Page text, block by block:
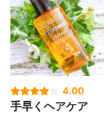
4.00
手早くヘアケア